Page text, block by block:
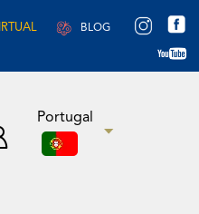
BLOG
Portugal